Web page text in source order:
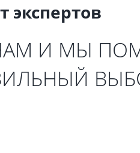
экспертов
И МЫ